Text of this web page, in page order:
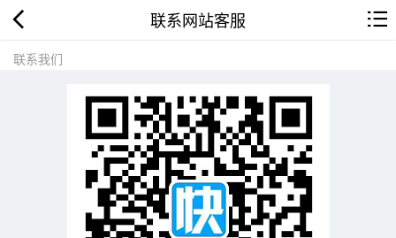
联系网站客服
联系我们